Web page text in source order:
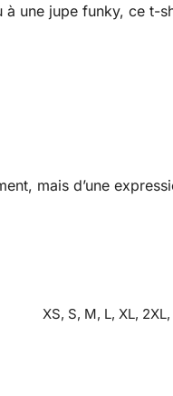
à une jupe funky, ce t-
mais d’une
XS, S, M, L, XL,